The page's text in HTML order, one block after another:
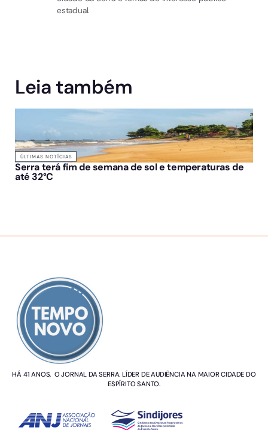
estadual.
Leia também
ÚLTIMAS NOTÍCIAS
Serra terá fim de semana de sol e temperaturas de
até 32°C
HÁ 41 ANOS, O JORNAL DA SERRA. LÍDER DE AUDIÊNCIA NA MAIOR CIDADE DO
ESPÍRITO SANTO.